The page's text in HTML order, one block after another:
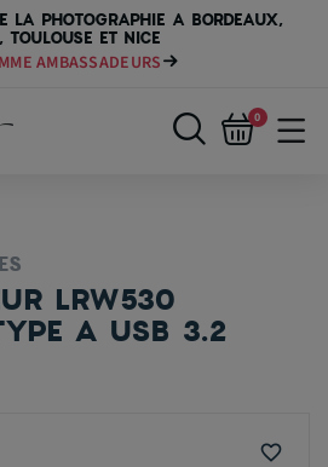
LA PHOTOGRAPHIE A BORDEAUX,
TOULOUSE ET NICE
JUSQU'EN 84 FOIS
0
LRW530
A USB 3.2
favorite_border